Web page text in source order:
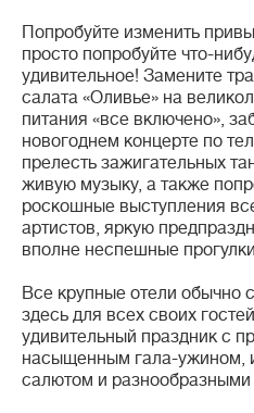
Попробуйте изменить
просто попробуйте что-
удивительное! Замените
салата «Оливье» на
питания «все включено»,
новогоднем концерте по
прелесть зажигательных
живую музыку, а также
роскошные выступления
артистов, яркую
вполне неспешные
Все крупные отели обычно
здесь для всех своих
удивительный праздник с
насыщенным гала-ужином,
салютом и